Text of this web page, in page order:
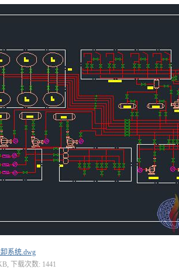
系统.dwg
下载次数: 1441